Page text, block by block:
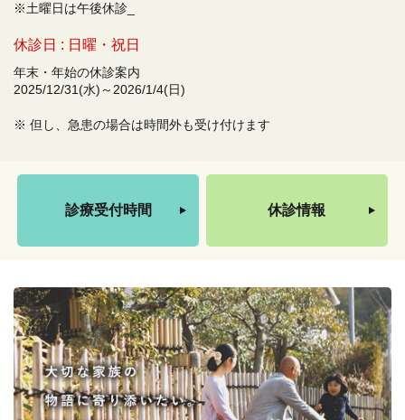
※土曜日は午後休診_
休診日 : 日曜・祝日
年末・年始の休診案内
2025/12/31(水)～2026/1/4(日)
※ 但し、急患の場合は時間外も受け付けます
診療受付時間 休診情報